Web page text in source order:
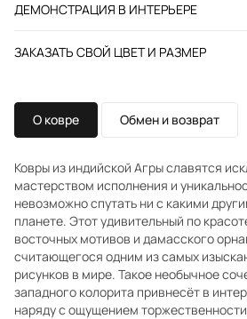
ДЕМОНСТРАЦИЯ В ИНТЕРЬЕРЕ
ЗАКАЗАТЬ СВОЙ ЦВЕТ И РАЗМЕР
О ковре Обмен и возврат
Ковры из индийской Агры славятся
мастерством исполнения и
невозможно спутать ни с какими
планете. Этот удивительный по
восточных мотивов и дамасского
считающегося одним из самых
рисунков в мире. Такое необычное
западного колорита привнесёт в
наряду с ощущением